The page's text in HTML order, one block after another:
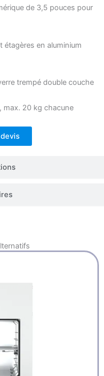
de 3,5 pouces pour
étagères en aluminium
trempé double couche
max. 20 kg chacune